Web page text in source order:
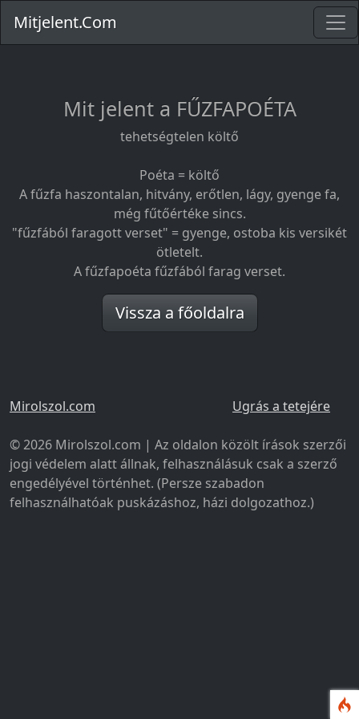
Mitjelent.Com
Mit jelent a FŰZFAPOÉTA
tehetségtelen költő
Poéta = költő
A fűzfa haszontalan, hitvány, erőtlen, lágy, gyenge fa,
még fűtőértéke sincs.
"fűzfából faragott verset" = gyenge, ostoba kis versikét
ötletelt.
A fűzfapoéta fűzfából farag verset.
Vissza a főoldalra
Ugrás a tetejére
Mirolszol.com
© 2026 Mirolszol.com | Az oldalon közölt írások szerzői
jogi védelem alatt állnak, felhasználásuk csak a szerző
engedélyével történhet. (Persze szabadon
felhasználhatóak puskázáshoz, házi dolgozathoz.)